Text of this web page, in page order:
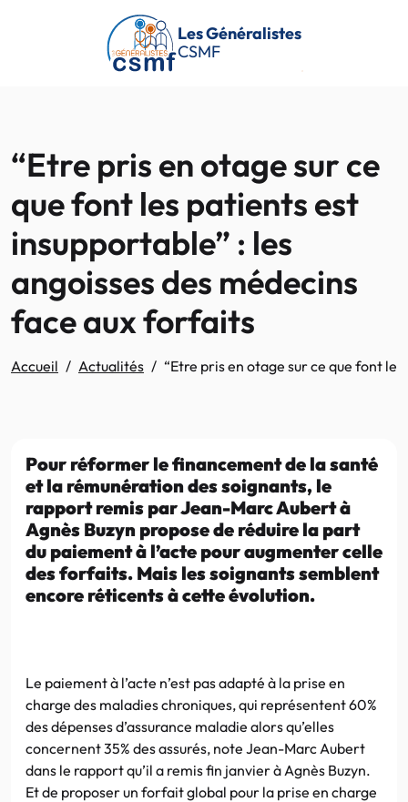
Passer au contenu principal
Les Généralistes
CSMF
“Etre pris en otage sur ce
que font les patients est
insupportable” : les
angoisses des médecins
face aux forfaits
Accueil Actualités “Etre pris en otage sur ce que font
Pour réformer le financement de la santé
et la rémunération des soignants, le
rapport remis par Jean-Marc Aubert à
Agnès Buzyn propose de réduire la part
du paiement à l’acte pour augmenter celle
des forfaits. Mais les soignants semblent
encore réticents à cette évolution.
Le paiement à l’acte n’est pas adapté à la prise en
charge des maladies chroniques, qui représentent 60%
des dépenses d’assurance maladie alors qu’elles
concernent 35% des assurés, note Jean-Marc Aubert
dans le rapport qu’il a remis fin janvier à Agnès Buzyn.
Et de proposer un forfait global pour la prise en charge